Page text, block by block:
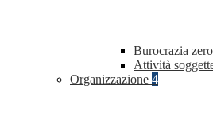
Burocrazia zero
Attività
Organizzazione 4